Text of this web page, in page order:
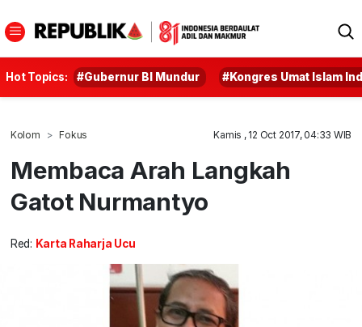
Hot Topics: #Gubernur BI Mundur #Kongres Umat Islam
Kolom Fokus Kamis , 12 Oct 2017, 04:33 WIB
Membaca Arah Langkah
Gatot Nurmantyo
Red: Karta Raharja Ucu